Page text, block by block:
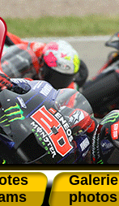
Galerie
photos